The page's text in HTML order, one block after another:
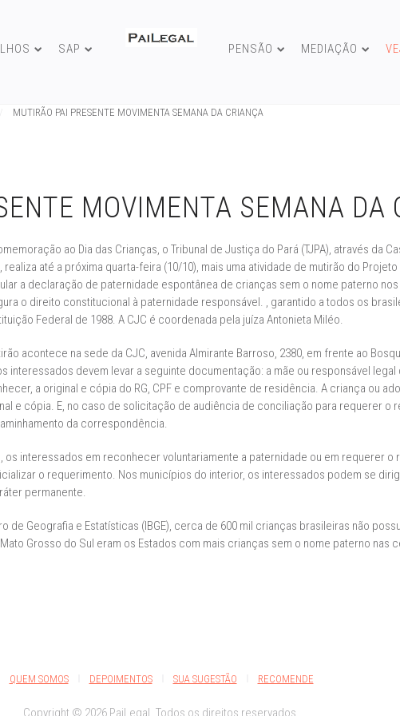
SAP PENSÃO MEDIAÇÃO
MUTIRÃO PAI PRESENTE MOVIMENTA SEMANA DA CRIANÇA
MOVIMENTA SEMANA DA
ao Dia das Crianças, o Tribunal de Justiça do Pará (TJPA), através da
realiza até a próxima quarta-feira (10/10), mais uma atividade de mutirão do
a declaração de paternidade espontânea de crianças sem o nome paterno
o direito constitucional à paternidade responsável. , garantido a todos os
Federal de 1988. A CJC é coordenada pela juíza Antonieta Miléo.
acontece na sede da CJC, avenida Almirante Barroso, 2380, em frente ao
interessados devem levar a seguinte documentação: a mãe ou responsável legal
a original e cópia do RG, CPF e comprovante de residência. A criança ou
e cópia. E, no caso de solicitação de audiência de conciliação para requerer o
da correspondência.
os interessados em reconhecer voluntariamente a paternidade ou em requerer
o requerimento. Nos municípios do interior, os interessados podem se
permanente.
de Geografia e Estatísticas (IBGE), cerca de 600 mil crianças brasileiras não
Grosso do Sul eram os Estados com mais crianças sem o nome paterno nas
QUEM SOMOS DEPOIMENTOS SUA SUGESTÃO RECOMENDE
Copyright © 2026 PaiLegal. Todos os direitos reservados.